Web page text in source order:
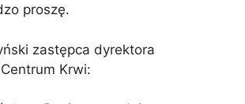
proszę.
zastępca dyrektora
Krwi: